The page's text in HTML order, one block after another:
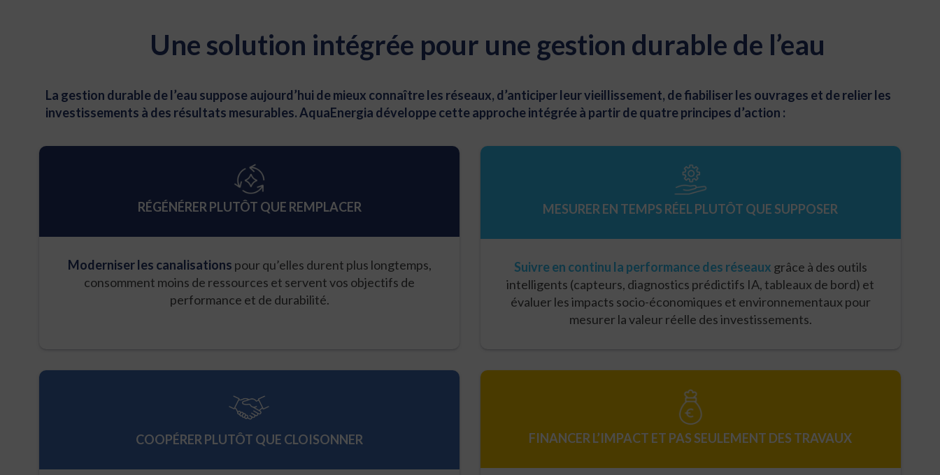
Une solution intégrée pour une gestion durable de l’eau
La gestion durable de l’eau suppose aujourd’hui de mieux connaître les réseaux, d’anticiper leur vieillissement, de fiabiliser les ouvrages et de relier les
investissements à des résultats mesurables. AquaEnergia développe cette approche intégrée à partir de quatre principes d’action :
RÉGÉNÉRER PLUTÔT QUE REMPLACER
Moderniser les canalisations pour qu’elles durent plus longtemps,
consomment moins de ressources et servent vos objectifs de
performance et de durabilité.
MESURER EN TEMPS RÉEL PLUTÔT QUE SUPPOSER
Suivre en continu la performance des réseaux grâce à des outils
intelligents (capteurs, diagnostics prédictifs IA, tableaux de bord) et
évaluer les impacts socio-économiques et environnementaux pour
mesurer la valeur réelle des investissements.
COOPÉRER PLUTÔT QUE CLOISONNER FINANCER L’IMPACT ET PAS SEULEMENT DES TRAVAUX